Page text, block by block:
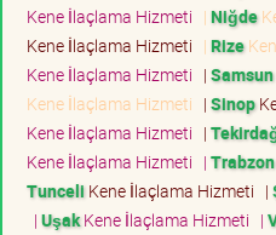
Kene İlaçlama Hizmeti | Niğde
Kene İlaçlama Hizmeti | Rize
Kene İlaçlama Hizmeti | Samsun
Kene İlaçlama Hizmeti | Sinop
Kene İlaçlama Hizmeti |
Kene İlaçlama Hizmeti | Trabzon
Tunceli Kene İlaçlama Hizmeti |
| UşakKene İlaçlama Hizmeti |